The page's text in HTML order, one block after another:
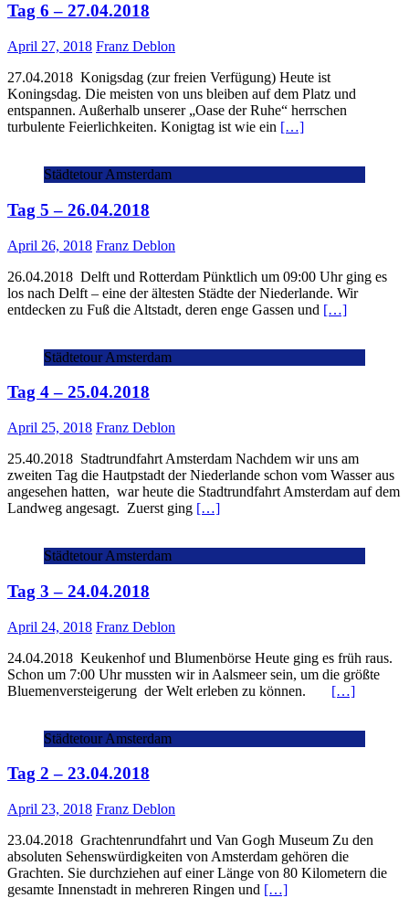
Tag 6 – 27.04.2018
April 27, 2018 Franz Deblon
27.04.2018 Konigsdag (zur freien Verfügung) Heute ist
Koningsdag. Die meisten von uns bleiben auf dem Platz und
entspannen. Außerhalb unserer „Oase der Ruhe“ herrschen
turbulente Feierlichkeiten. Konigtag ist wie ein […]
Städtetour Amsterdam
Tag 5 – 26.04.2018
April 26, 2018 Franz Deblon
26.04.2018 Delft und Rotterdam Pünktlich um 09:00 Uhr ging es
los nach Delft – eine der ältesten Städte der Niederlande. Wir
entdecken zu Fuß die Altstadt, deren enge Gassen und […]
Städtetour Amsterdam
Tag 4 – 25.04.2018
April 25, 2018 Franz Deblon
25.40.2018 Stadtrundfahrt Amsterdam Nachdem wir uns am
zweiten Tag die Hautpstadt der Niederlande schon vom Wasser aus
angesehen hatten, war heute die Stadtrundfahrt Amsterdam auf dem
Landweg angesagt. Zuerst ging […]
Städtetour Amsterdam
Tag 3 – 24.04.2018
April 24, 2018 Franz Deblon
24.04.2018 Keukenhof und Blumenbörse Heute ging es früh raus.
Schon um 7:00 Uhr mussten wir in Aalsmeer sein, um die größte
Bluemenversteigerung der Welt erleben zu können. […]
Städtetour Amsterdam
Tag 2 – 23.04.2018
April 23, 2018 Franz Deblon
23.04.2018 Grachtenrundfahrt und Van Gogh Museum Zu den
absoluten Sehenswürdigkeiten von Amsterdam gehören die
Grachten. Sie durchziehen auf einer Länge von 80 Kilometern die
gesamte Innenstadt in mehreren Ringen und […]